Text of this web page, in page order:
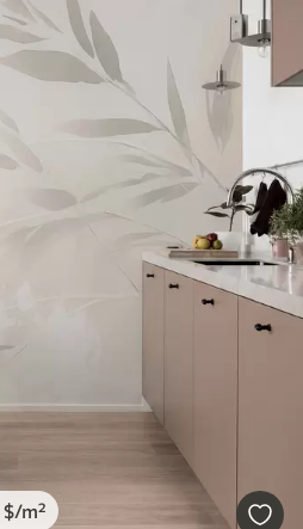
$/m²